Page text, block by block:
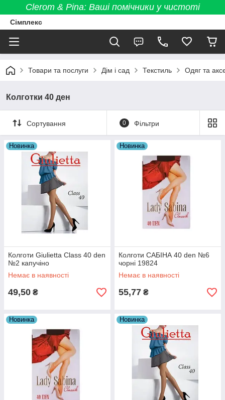
Clerom & Pina: Ваші помічники у чистоті
Сімплекс
Товари та послуги Дім і сад Текстиль Одяг та
Колготки 40 ден
Сортування 0 Фільтри
Новинка
Колготи Giulietta Class 40 den
№2 капучіно
Немає в наявності
49,50 ₴
Новинка
Колготи САБІНА 40 den №6
чорні 19824
Немає в наявності
55,77 ₴
Новинка Новинка